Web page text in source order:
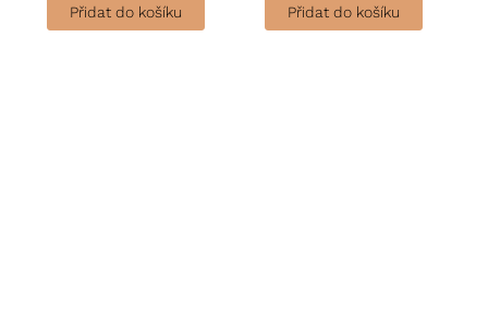
Přidat do košíku Přidat do košíku